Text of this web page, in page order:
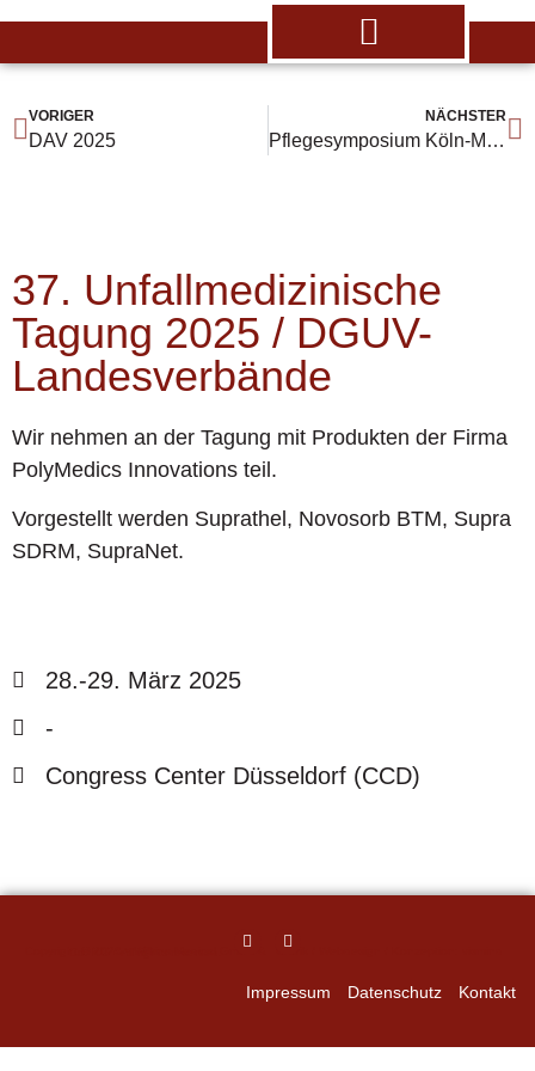
VORIGER
DAV 2025
NÄCHSTER
Pflegesymposium Köln-Merheim
37. Unfallmedizinische
Tagung 2025 / DGUV-
Landesverbände
Wir nehmen an der Tagung mit Produkten der Firma
PolyMedics Innovations teil.
Vorgestellt werden Suprathel, Novosorb BTM, Supra
SDRM, SupraNet.
28.-29. März 2025
-
Congress Center Düsseldorf (CCD)
Grafik / Webdesign / Konzeption:
Impressum Datenschutz Kontakt